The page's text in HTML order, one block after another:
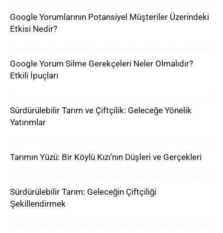
Google Yorumlarının Potansiyel Müşteriler Üzerindeki
Etkisi Nedir?
Google Yorum Silme Gerekçeleri Neler Olmalıdır?
Etkili İpuçları
Sürdürülebilir Tarım ve Çiftçilik: Geleceğe Yönelik
Yatırımlar
Tarımın Yüzü: Bir Köylü Kızı’nın Düşleri ve Gerçekleri
Sürdürülebilir Tarım: Geleceğin Çiftçiliği
Şekillendirmek